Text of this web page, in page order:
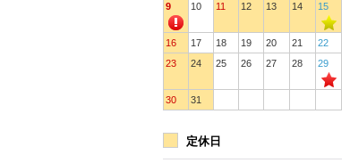
9 10 11 12 13 14 15
16 17 18 19 20 21
22
23
24 25 26 27 28 29
30 31
定休日